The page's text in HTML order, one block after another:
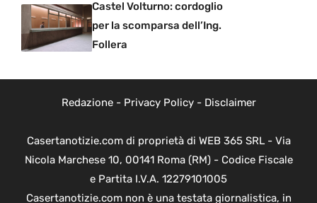
Castel Volturno: cordoglio
per la scomparsa dell’Ing.
Follera
Redazione- Privacy Policy- Disclaimer
Casertanotizie.com di proprietà di WEB 365 SRL - Via
Nicola Marchese 10, 00141 Roma (RM) - Codice Fiscale
e Partita I.V.A. 12279101005
Casertanotizie.com non è una testata giornalistica, in